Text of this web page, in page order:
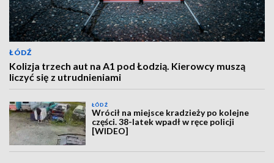
ŁÓDŹ
Kolizja trzech aut na A1 pod Łodzią. Kierowcy muszą
liczyć się z utrudnieniami
ŁÓDŹ
Wrócił na miejsce kradzieży po kolejne
części. 38-latek wpadł w ręce policji
[WIDEO]